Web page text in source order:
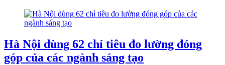
Hà Nội dùng 62 chỉ tiêu đo lường đóng
góp của các ngành sáng tạo